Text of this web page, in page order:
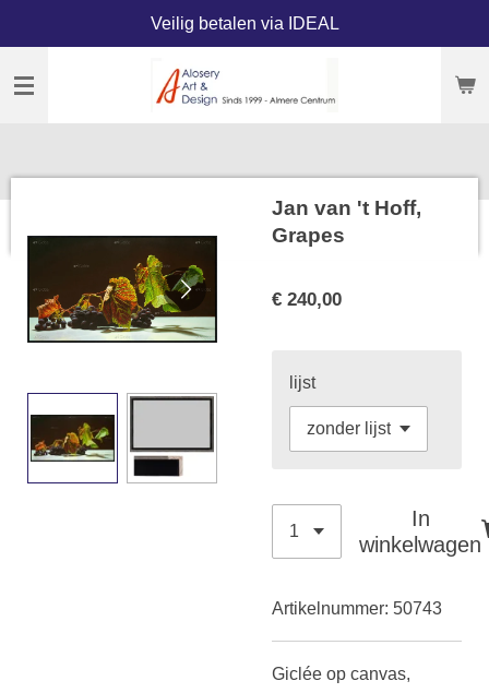
naar
Veilig betalen via IDEAL
Jan van 't Hoff,
Grapes
€ 240,00
lijst
In
winkelwagen
Artikelnummer: 50743
Giclée op canvas,